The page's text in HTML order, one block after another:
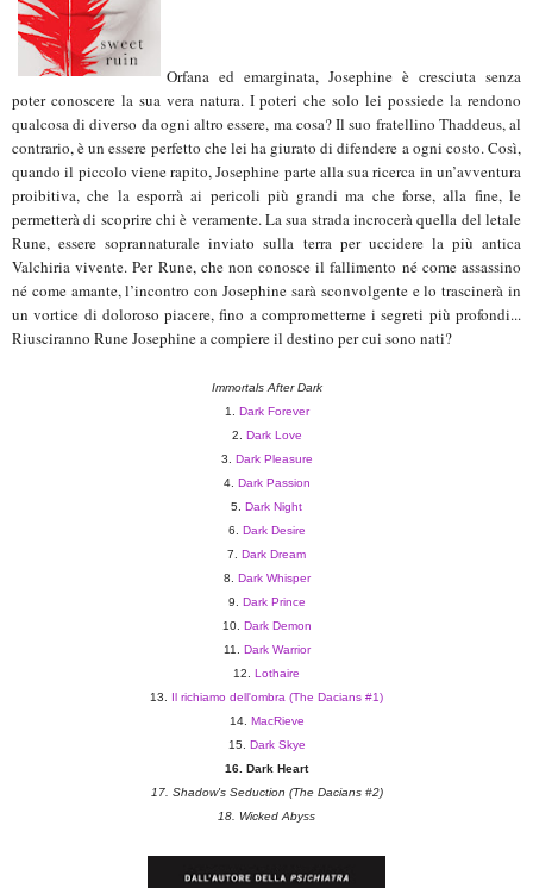
Orfana ed emarginata, Josephine è cresciuta senza
poter conoscere la sua vera natura. I poteri che solo lei possiede la rendono
qualcosa di diverso da ogni altro essere, ma cosa? Il suo fratellino Thaddeus, al
contrario, è un essere perfetto che lei ha giurato di difendere a ogni costo. Così,
quando il piccolo viene rapito, Josephine parte alla sua ricerca in un’avventura
proibitiva, che la esporrà ai pericoli più grandi ma che forse, alla fine, le
permetterà di scoprire chi è veramente. La sua strada incrocerà quella del letale
Rune, essere soprannaturale inviato sulla terra per uccidere la più antica
Valchiria vivente. Per Rune, che non conosce il fallimento né come assassino
né come amante, l’incontro con Josephine sarà sconvolgente e lo trascinerà in
un vortice di doloroso piacere, fino a comprometterne i segreti più profondi...
Riusciranno Rune Josephine a compiere il destino per cui sono nati?
Immortals After Dark
1. Dark Forever
2. Dark Love
3. Dark Pleasure
4. Dark Passion
5. Dark Night
6. Dark Desire
7. Dark Dream
8. Dark Whisper
9. Dark Prince
10. Dark Demon
11. Dark Warrior
12. Lothaire
13. Il richiamo dell'ombra (The Dacians #1)
14. MacRieve
15. Dark Skye
16. Dark Heart
17. Shadow's Seduction (The Dacians #2)
18. Wicked Abyss